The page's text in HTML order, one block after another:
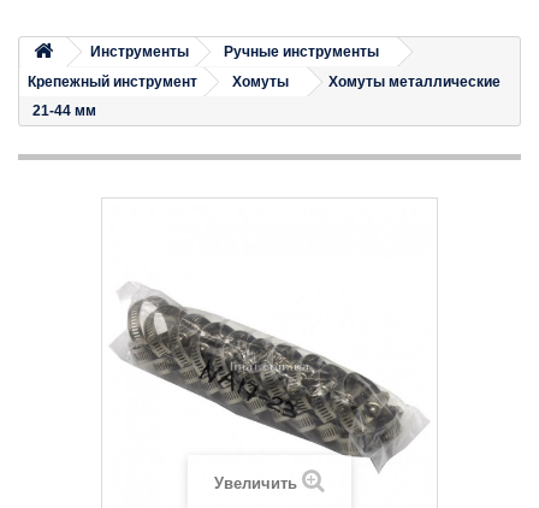
Инструменты
Ручные инструменты
Крепежный инструмент
Хомуты
Хомуты металлические
21-44 мм
Увеличить